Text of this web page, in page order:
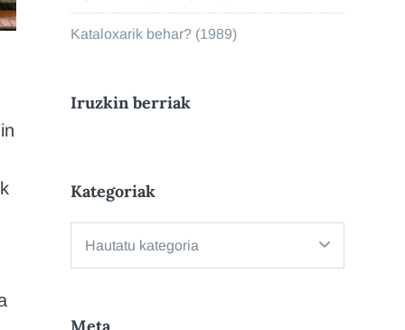
Kataloxarik behar? (1989)
Iruzkin berriak
Kategoriak
Meta